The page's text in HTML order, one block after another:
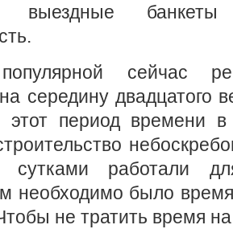
выездные
сейчас
середину двадцатого
период времени в
сутками работали
необходимо было
не тратить время